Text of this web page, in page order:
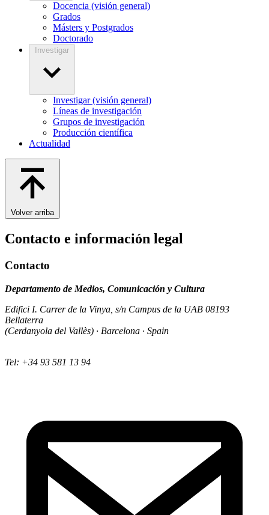
Docencia (visión general)
Grados
Másters y Postgrados
Doctorado
Investigar
Investigar (visión general)
Líneas de investigación
Grupos de investigación
Producción científica
Actualidad
Volver arriba
Contacto e información legal
Contacto
Departamento de Medios, Comunicación y Cultura
Edifici I. Carrer de la Vinya, s/n Campus de la UAB 08193
Bellaterra
(Cerdanyola del Vallès) · Barcelona · Spain
Tel: +34 93 581 13 94